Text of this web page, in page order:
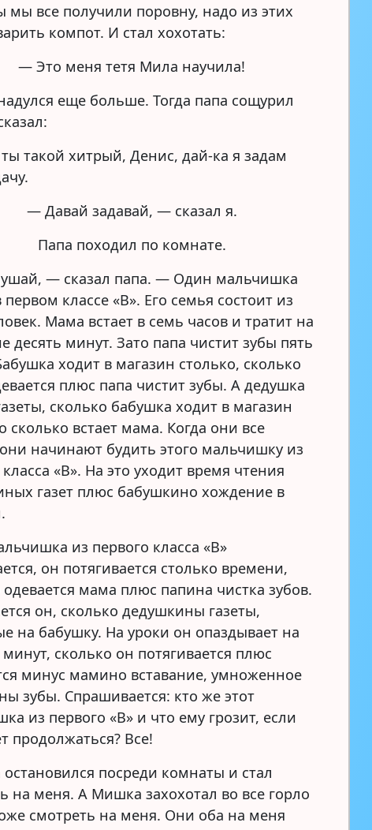
все получили поровну, надо из этих
компот. И стал хохотать:
— Это меня тетя Мила научила!
еще больше. Тогда папа сощурил
такой хитрый, Денис, дай-ка я задам
— Давай задавай, — сказал я.
Папа походил по комнате.
— сказал папа. — Один мальчишка
первом классе «В». Его семья состоит из
Мама встает в семь часов и тратит на
десять минут. Зато папа чистит зубы пять
ходит в магазин столько, сколько
плюс папа чистит зубы. А дедушка
сколько бабушка ходит в магазин
сколько встает мама. Когда они все
начинают будить этого мальчишку из
«В». На это уходит время чтения
газет плюс бабушкино хождение в
из первого класса «В»
он потягивается столько времени,
одевается мама плюс папина чистка зубов.
он, сколько дедушкины газеты,
на бабушку. На уроки он опаздывает на
минут, сколько он потягивается плюс
минус мамино вставание, умноженное
зубы. Спрашивается: кто же этот
из первого «В» и что ему грозит, если
продолжаться? Все!
остановился посреди комнаты и стал
на меня. А Мишка захохотал во все горло
смотреть на меня. Они оба на меня